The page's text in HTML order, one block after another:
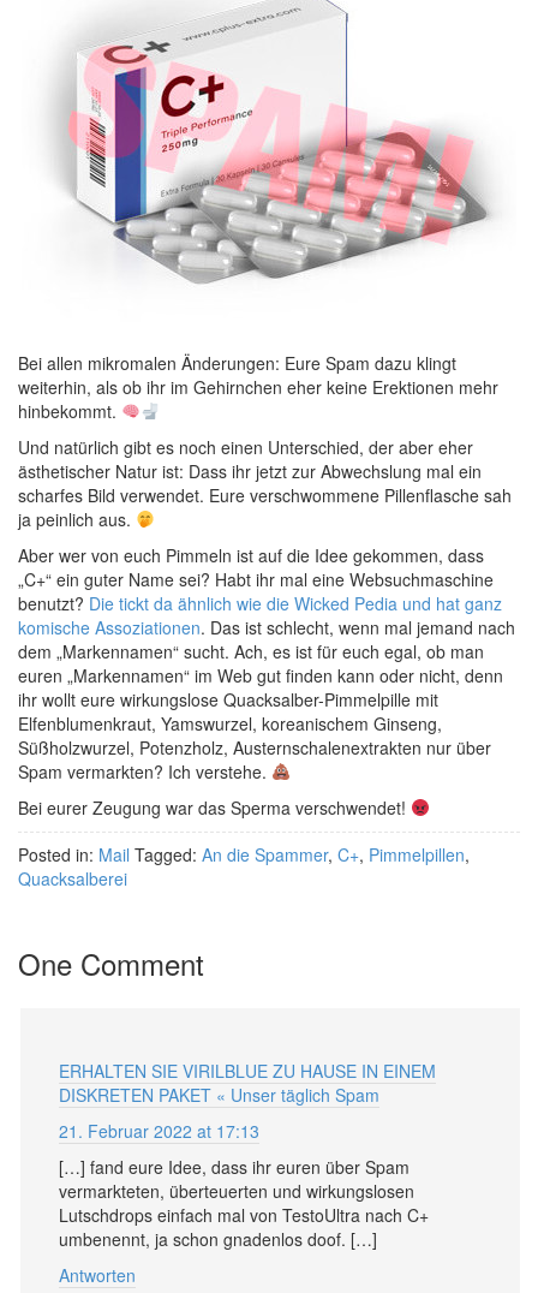
Bei allen mikromalen Änderungen: Eure Spam dazu klingt
weiterhin, als ob ihr im Gehirnchen eher keine Erektionen mehr
hinbekommt.
Und natürlich gibt es noch einen Unterschied, der aber eher
ästhetischer Natur ist: Dass ihr jetzt zur Abwechslung mal ein
scharfes Bild verwendet. Eure verschwommene Pillenflasche sah
ja peinlich aus.
Aber wer von euch Pimmeln ist auf die Idee gekommen, dass
„C+“ ein guter Name sei? Habt ihr mal eine Websuchmaschine
benutzt? Die tickt da ähnlich wie die Wicked Pedia und hat ganz
komische Assoziationen. Das ist schlecht, wenn mal jemand nach
dem „Markennamen“ sucht. Ach, es ist für euch egal, ob man
euren „Markennamen“ im Web gut finden kann oder nicht, denn
ihr wollt eure wirkungslose Quacksalber-Pimmelpille mit
Elfenblumenkraut, Yamswurzel, koreanischem Ginseng,
Süßholzwurzel, Potenzholz, Austernschalenextrakten nur über
Spam vermarkten? Ich verstehe.
Bei eurer Zeugung war das Sperma verschwendet!
Posted in: Mail Tagged: An die Spammer, C+, Pimmelpillen,
Quacksalberei
One Comment
ERHALTEN SIE VIRILBLUE ZU HAUSE IN EINEM
DISKRETEN PAKET « Unser täglich Spam
21. Februar 2022 at 17:13
[…] fand eure Idee, dass ihr euren über Spam
vermarkteten, überteuerten und wirkungslosen
Lutschdrops einfach mal von TestoUltra nach C+
umbenennt, ja schon gnadenlos doof. […]
Antworten